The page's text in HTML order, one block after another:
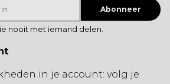
Abonneer
nooit met iemand delen.
in je account: volg je